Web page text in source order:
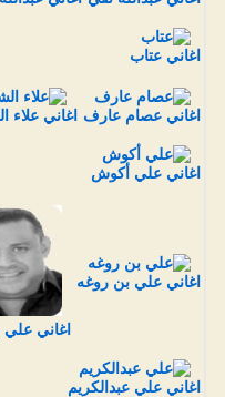
اغاني عتاب
اغاني عصام عارف اغاني علاء
اغاني علي أكوش
اغاني علي بن روغه
اغاني
اغاني علي عبدالكريم